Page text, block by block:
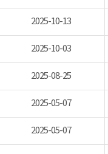
2025-10-13
2025-10-03
2025-08-25
2025-05-07
2025-05-07